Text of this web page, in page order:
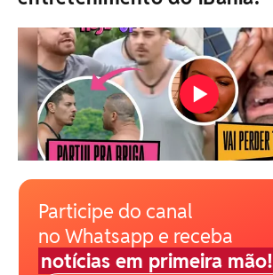
Participe do canal
no Whatsapp e receba
notícias em primeira mão!